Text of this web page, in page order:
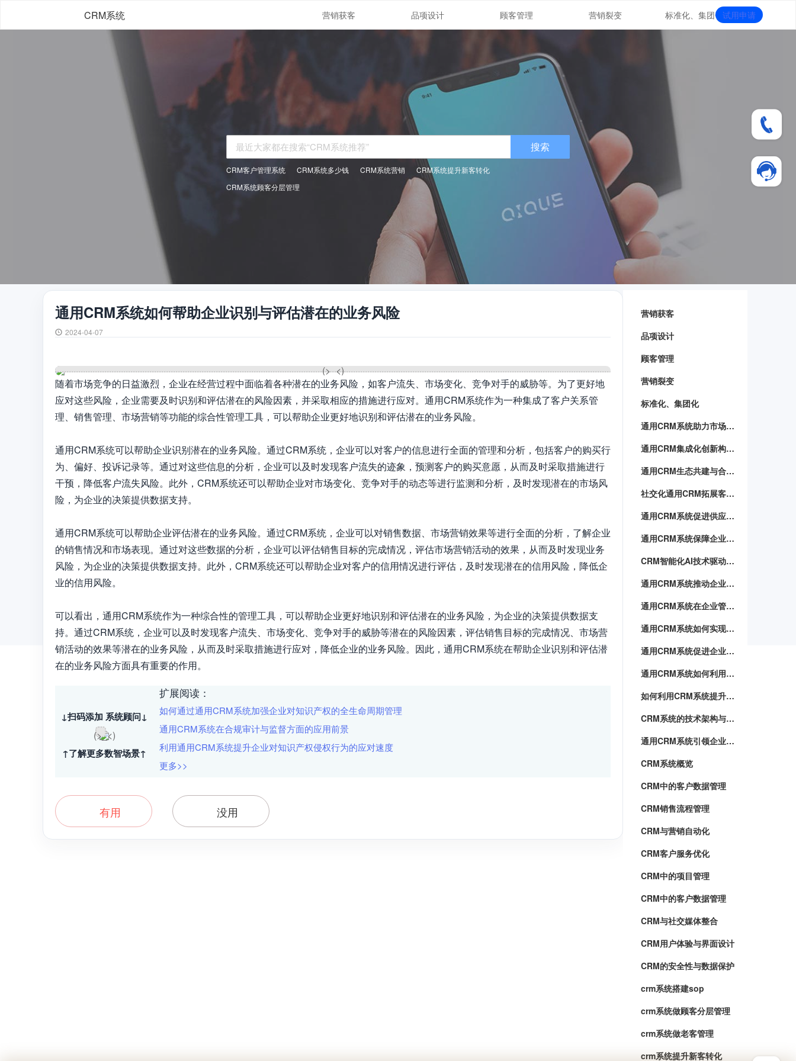
CRM系统 营销获客 品项设计 顾客管理 营销裂变 标准化、集团化试用申请
搜索
CRM客户管理系统 CRM系统多少钱 CRM系统营销
CRM系统提升新客转化
CRM系统顾客分层管理
通用CRM系统如何帮助企业识别与评估潜在的业务风险
2024-04-07
随着市场竞争的日益激烈，企业在经营过程中面临着各种潜在的业务风险，如客户流失、市场变化、竞争对手的威胁等。为了更好地
应对这些风险，企业需要及时识别和评估潜在的风险因素，并采取相应的措施进行应对。通用CRM系统作为一种集成了客户关系管
理、销售管理、市场营销等功能的综合性管理工具，可以帮助企业更好地识别和评估潜在的业务风险。
通用CRM系统可以帮助企业识别潜在的业务风险。通过CRM系统，企业可以对客户的信息进行全面的管理和分析，包括客户的购买行
为、偏好、投诉记录等。通过对这些信息的分析，企业可以及时发现客户流失的迹象，预测客户的购买意愿，从而及时采取措施进行
干预，降低客户流失风险。此外，CRM系统还可以帮助企业对市场变化、竞争对手的动态等进行监测和分析，及时发现潜在的市场风
险，为企业的决策提供数据支持。
通用CRM系统可以帮助企业评估潜在的业务风险。通过CRM系统，企业可以对销售数据、市场营销效果等进行全面的分析，了解企业
的销售情况和市场表现。通过对这些数据的分析，企业可以评估销售目标的完成情况，评估市场营销活动的效果，从而及时发现业务
风险，为企业的决策提供数据支持。此外，CRM系统还可以帮助企业对客户的信用情况进行评估，及时发现潜在的信用风险，降低企
业的信用风险。
可以看出，通用CRM系统作为一种综合性的管理工具，可以帮助企业更好地识别和评估潜在的业务风险，为企业的决策提供数据支
持。通过CRM系统，企业可以及时发现客户流失、市场变化、竞争对手的威胁等潜在的风险因素，评估销售目标的完成情况、市场营
销活动的效果等潜在的业务风险，从而及时采取措施进行应对，降低企业的业务风险。因此，通用CRM系统在帮助企业识别和评估潜
在的业务风险方面具有重要的作用。
↓扫码添加 系统顾问↓
↑了解更多数智场景↑
扩展阅读：
如何通过通用CRM系统加强企业对知识产权的全生命周期管理
通用CRM系统在合规审计与监督方面的应用前景
利用通用CRM系统提升企业对知识产权侵权行为的应对速度
更多>>
有用 没用
营销获客
品项设计
顾客管理
营销裂变
标准化、集团化
通用CRM系统助力市场营销革新
通用CRM集成化创新构建企业管理新生态
通用CRM生态共建与合作伙伴共同创造商业价值
社交化通用CRM拓展客户关系
通用CRM系统促进供应链高效运转
通用CRM系统保障企业核心资产
CRM智能化AI技术驱动企业管理新风向
通用CRM系统推动企业数字化转型
通用CRM系统在企业管理中的应用前景
通用CRM系统如何实现客户关怀与满意度提升
通用CRM系统促进企业内部协作与沟通
通用CRM系统如何利用数据赋能企业
如何利用CRM系统提升销售业绩
CRM系统的技术架构与应用实践
通用CRM系统引领企业走向数字化智能化未来
CRM系统概览
CRM中的客户数据管理
CRM销售流程管理
CRM与营销自动化
CRM客户服务优化
CRM中的项目管理
CRM中的客户数据管理
CRM与社交媒体整合
CRM用户体验与界面设计
CRM的安全性与数据保护
crm系统搭建sop
crm系统做顾客分层管理
crm系统做老客管理
crm系统提升新客转化